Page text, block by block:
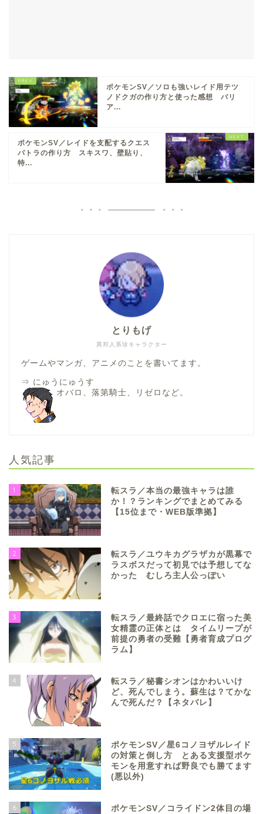
ポケモンSV／ソロも強いレイド用テツ
ノドクガの作り方と使った感想 バリ
ア...
ポケモンSV／レイドを支配するクエス
パトラの作り方 スキスワ、壁貼り、
特...
異邦人系珍キャラクター
とりもげ
ゲームやマンガ、アニメのことを書いてます。
⇒ にゅうにゅうす
オバロ、落第騎士、リゼロなど。
人気記事
1
転スラ／本当の最強キャラは誰
か！？ランキングでまとめてみる
【15位まで・WEB版準拠】
2
転スラ／ユウキカグラザカが黒幕で
ラスボスだって初見では予想してな
かった むしろ主人公っぽい
3
転スラ／最終話でクロエに宿った美
女精霊の正体とは タイムリープが
前提の勇者の受難【勇者育成プログ
ラム】
4
転スラ／秘書シオンはかわいいけ
ど、死んでしまう。蘇生は？てかな
んで死んだ？【ネタバレ】
5
ポケモンSV／星6コノヨザルレイド
の対策と倒し方 とある支援型ポケ
モンを用意すれば野良でも勝てます
(悪以外)
6
ポケモンSV／コライドン2体目の場